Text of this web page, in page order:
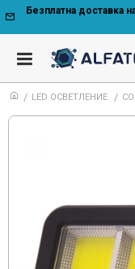
Безплатна доставка
LED ОСВЕТЛЕНИЕ